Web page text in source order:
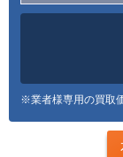
※業者様専用の買取